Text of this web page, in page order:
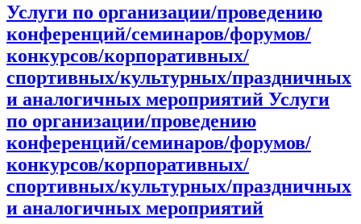
Услуги по организации/проведению
конференций/семинаров/форумов/
конкурсов/корпоративных/
спортивных/культурных/праздничных
и аналогичных мероприятий Услуги
по организации/проведению
конференций/семинаров/форумов/
конкурсов/корпоративных/
спортивных/культурных/праздничных
и аналогичных мероприятий